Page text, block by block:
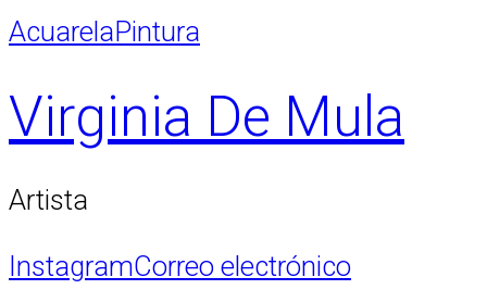
AcuarelaPintura
Virginia De Mula
Artista
InstagramCorreo electrónico